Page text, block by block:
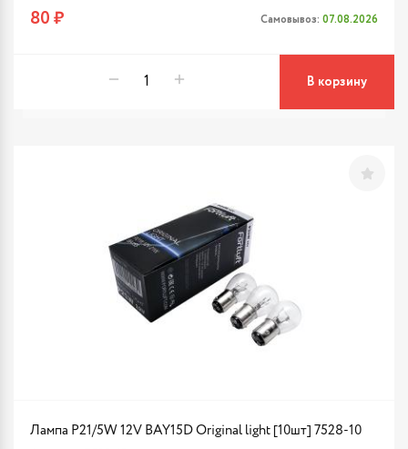
80 ₽ Самовывоз: 07.08.2026
В корзину
Лампа P21/5W 12V BAY15D Original light [10шт] 7528-10